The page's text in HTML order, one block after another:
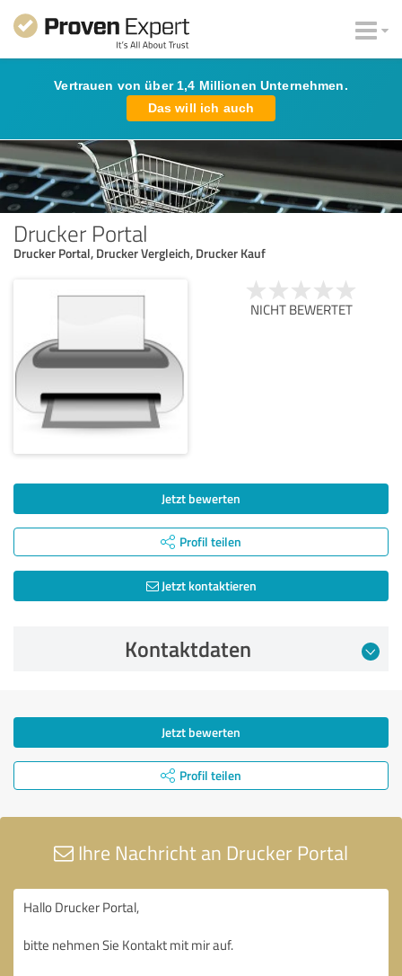
Vertrauen von über 1,4 Millionen Unternehmen.
Das will ich auch
Drucker Portal
Drucker Portal, Drucker Vergleich, Drucker Kauf
NICHT BEWERTET
Jetzt bewerten
Profil teilen
Jetzt kontaktieren
Kontaktdaten
Jetzt bewerten
Profil teilen
Ihre Nachricht an Drucker Portal